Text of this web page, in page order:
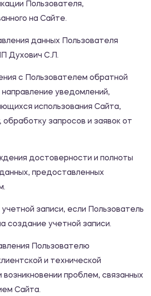
Пользователя,
на Сайте.
данных Пользователя
Духович С.Л.
с Пользователем обратной
направление уведомлений,
использования Сайта,
обработку запросов и заявок от
достоверности и полноты
предоставленных
учетной записи, если Пользователь
создание учетной записи.
Пользователю
и технической
проблем, связанных
Сайта.